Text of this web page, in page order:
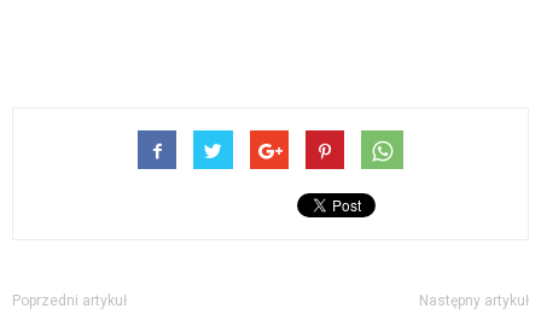
Poprzedni artykuł Następny artykuł